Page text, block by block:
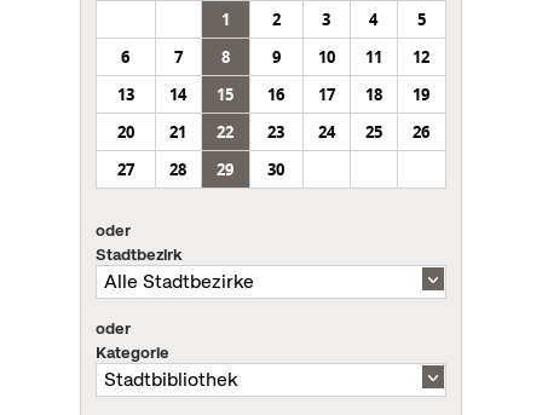
1
2 3 4
5
6
7 8 9 10 11
12
13
14 15 16 17 18
19
20
21 22 23 24 25
26
27
28 29 30
oder
Stadtbezirk
oder
Kategorie